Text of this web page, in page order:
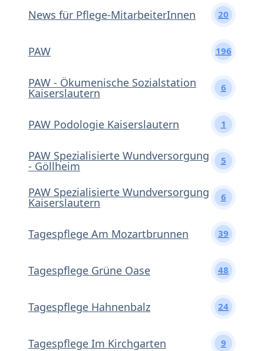
News für Pflege-MitarbeiterInnen 20
PAW 196
PAW - Ökumenische Sozialstation
Kaiserslautern 6
PAW Podologie Kaiserslautern 1
PAW Spezialisierte Wundversorgung
- Göllheim 5
PAW Spezialisierte Wundversorgung
Kaiserslautern 6
Tagespflege Am Mozartbrunnen 39
Tagespflege Grüne Oase 48
Tagespflege Hahnenbalz 24
Tagespflege Im Kirchgarten 9